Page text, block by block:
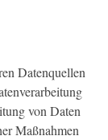
Datenquellen
von Daten
Maßnahmen